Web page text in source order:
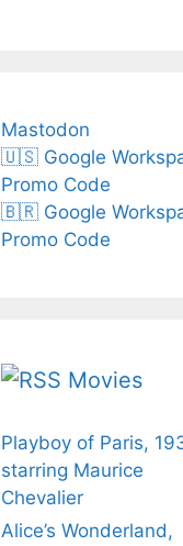
Mastodon
🇺🇸 Google
Promo Code
🇧🇷 Google
Promo Code
Movies
Playboy of Paris,
starring Maurice
Chevalier
Alice’s Wonderland,